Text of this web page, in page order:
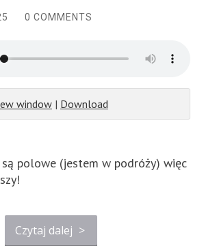
0 COMMENTS
window | Download
polowe (jestem w podróży) więc
Czytaj dalej >